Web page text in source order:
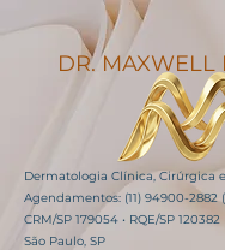
DR. MAXWELL
Dermatologia Clínica, Cirúrgica
Agendamentos: (11) 94900-2882
CRM/SP 179054 • RQE/SP 120382
São Paulo, SP